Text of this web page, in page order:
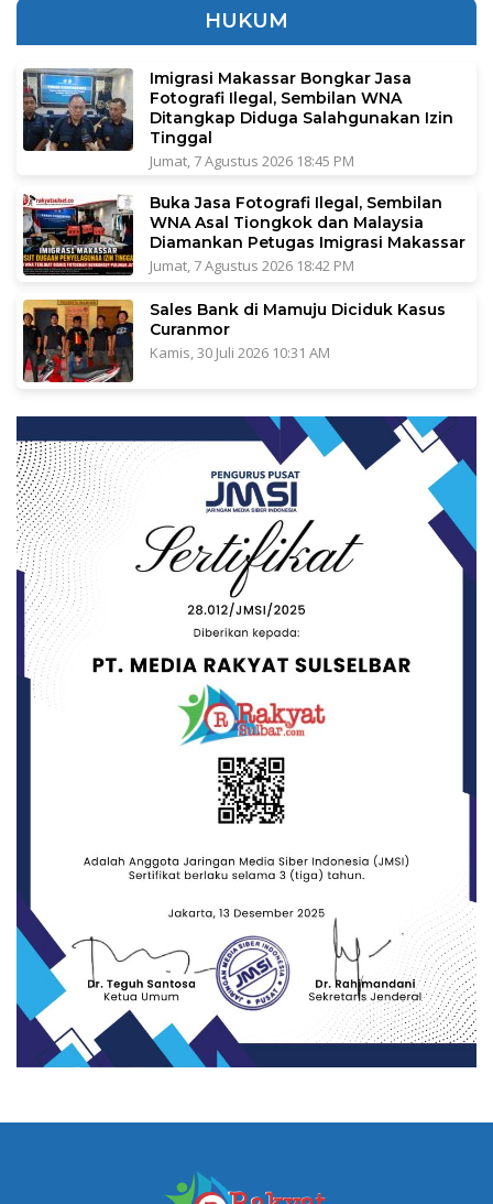
HUKUM
Imigrasi Makassar Bongkar Jasa
Fotografi Ilegal, Sembilan WNA
Ditangkap Diduga Salahgunakan Izin
Tinggal
Jumat, 7 Agustus 2026 18:45 PM
Buka Jasa Fotografi Ilegal, Sembilan
WNA Asal Tiongkok dan Malaysia
Diamankan Petugas Imigrasi Makassar
Jumat, 7 Agustus 2026 18:42 PM
Sales Bank di Mamuju Diciduk Kasus
Curanmor
Kamis, 30 Juli 2026 10:31 AM